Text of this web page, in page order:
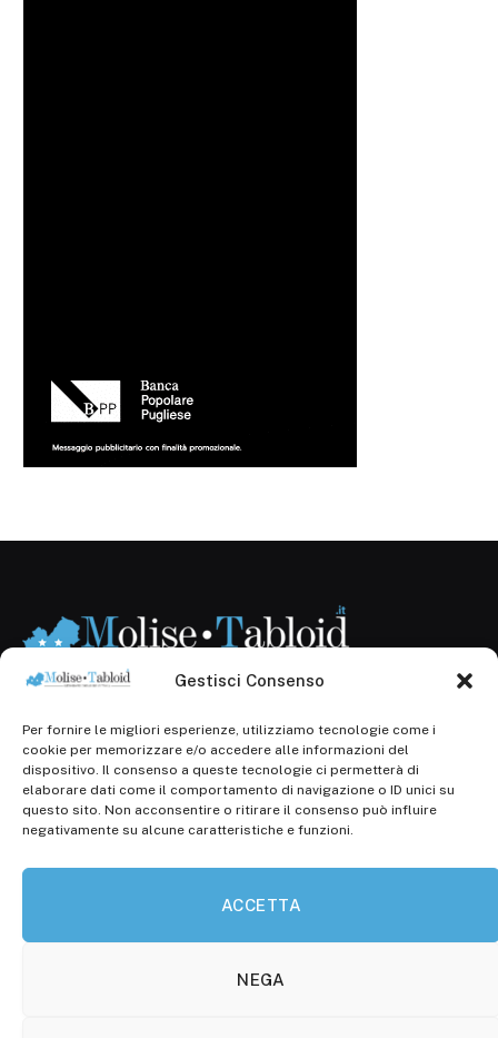
Gestisci Consenso
Per fornire le migliori esperienze, utilizziamo tecnologie come i
cookie per memorizzare e/o accedere alle informazioni del
dispositivo. Il consenso a queste tecnologie ci permetterà di
elaborare dati come il comportamento di navigazione o ID unici su
questo sito. Non acconsentire o ritirare il consenso può influire
negativamente su alcune caratteristiche e funzioni.
ACCETTA
NEGA
Registr. presso il Tribunale di Campobasso: 3/2013 del
14.11.2013, Cron. 1254
Roc: iscrizione n° 25549 (Prot. 1138/com/15 del
30.04.2015)
P.Iva: 01707150700